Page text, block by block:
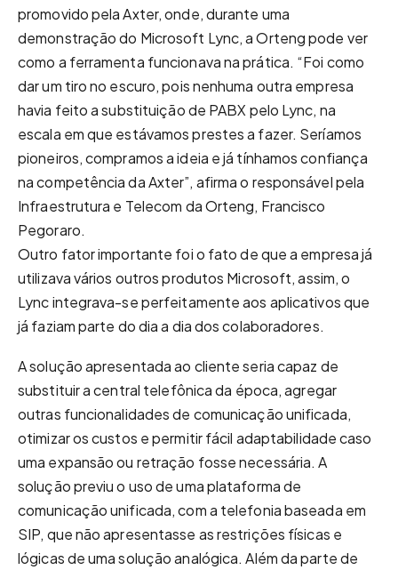
promovido pela Axter, onde, durante uma
demonstração do Microsoft Lync, a Orteng pode ver
como a ferramenta funcionava na prática. “Foi como
dar um tiro no escuro, pois nenhuma outra empresa
havia feito a substituição de PABX pelo Lync, na
escala em que estávamos prestes a fazer. Seríamos
pioneiros, compramos a ideia e já tínhamos confiança
na competência da Axter”, afirma o responsável pela
Infraestrutura e Telecom da Orteng, Francisco
Pegoraro.
Outro fator importante foi o fato de que a empresa já
utilizava vários outros produtos Microsoft, assim, o
Lync integrava-se perfeitamente aos aplicativos que
já faziam parte do dia a dia dos colaboradores.
A solução apresentada ao cliente seria capaz de
substituir a central telefônica da época, agregar
outras funcionalidades de comunicação unificada,
otimizar os custos e permitir fácil adaptabilidade caso
uma expansão ou retração fosse necessária. A
solução previu o uso de uma plataforma de
comunicação unificada, com a telefonia baseada em
SIP, que não apresentasse as restrições físicas e
lógicas de uma solução analógica. Além da parte de